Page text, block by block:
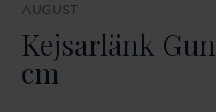
AUGUST
Kejsarlänk
cm